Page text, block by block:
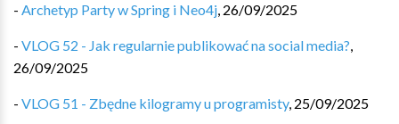
- Archetyp Party w Spring i Neo4j, 26/09/2025
- VLOG 52 - Jak regularnie publikować na social media?,
26/09/2025
- VLOG 51 - Zbędne kilogramy u programisty, 25/09/2025